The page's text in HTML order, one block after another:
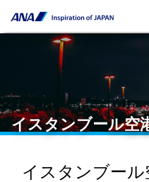
イスタンブール空
イスタンブー